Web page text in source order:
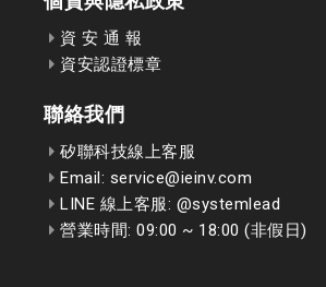
資 安 通 報
資安認證標章
聯絡我們
矽聯科技線上客服
Email: service@ieinv.com
LINE 線上客服: @systemlead
營業時間: 09:00 ~ 18:00 (非假日)